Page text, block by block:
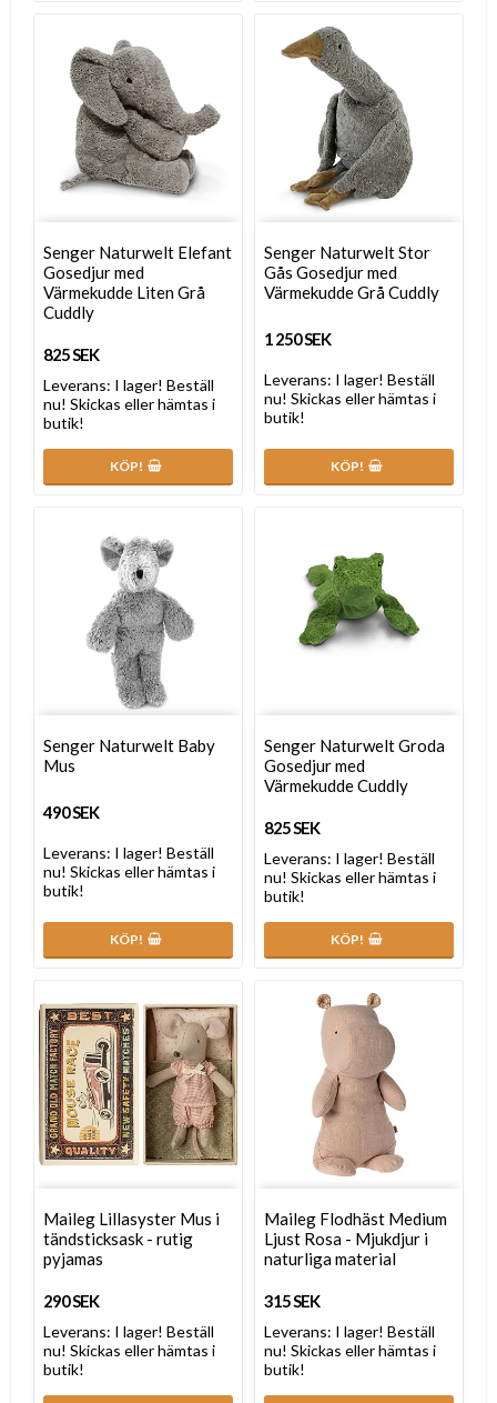
Senger Naturwelt Elefant
Gosedjur med
Värmekudde Liten Grå
Cuddly
825 SEK
Leverans: I lager! Beställ
nu! Skickas eller hämtas i
butik!
KÖP!
Senger Naturwelt Stor
Gås Gosedjur med
Värmekudde Grå Cuddly
1 250 SEK
Leverans: I lager! Beställ
nu! Skickas eller hämtas i
butik!
KÖP!
Senger Naturwelt Baby
Mus
490 SEK
Leverans: I lager! Beställ
nu! Skickas eller hämtas i
butik!
KÖP!
Senger Naturwelt Groda
Gosedjur med
Värmekudde Cuddly
825 SEK
Leverans: I lager! Beställ
nu! Skickas eller hämtas i
butik!
KÖP!
Maileg Lillasyster Mus i
tändsticksask - rutig
pyjamas
290 SEK
Leverans: I lager! Beställ
nu! Skickas eller hämtas i
butik!
Maileg Flodhäst Medium
Ljust Rosa - Mjukdjur i
naturliga material
315 SEK
Leverans: I lager! Beställ
nu! Skickas eller hämtas i
butik!